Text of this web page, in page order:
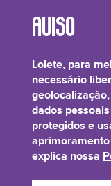
É um composto
principalmente como
para a formulação, este
Lolete, para
necessário
dados
protegidos e
explica nossa